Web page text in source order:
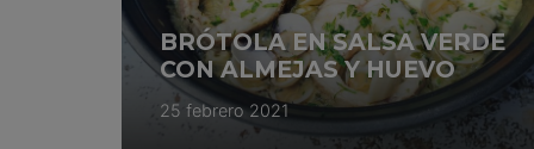
BRÓTOLA EN SALSA VERDE
CON ALMEJAS Y HUEVO
25 febrero 2021